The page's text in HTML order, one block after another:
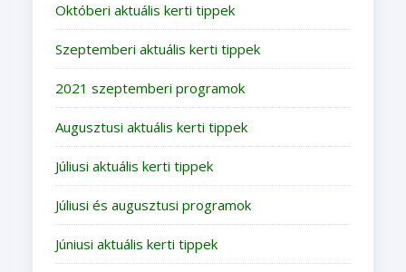
Októberi aktuális kerti tippek
Szeptemberi aktuális kerti tippek
2021 szeptemberi programok
Augusztusi aktuális kerti tippek
Júliusi aktuális kerti tippek
Júliusi és augusztusi programok
Júniusi aktuális kerti tippek